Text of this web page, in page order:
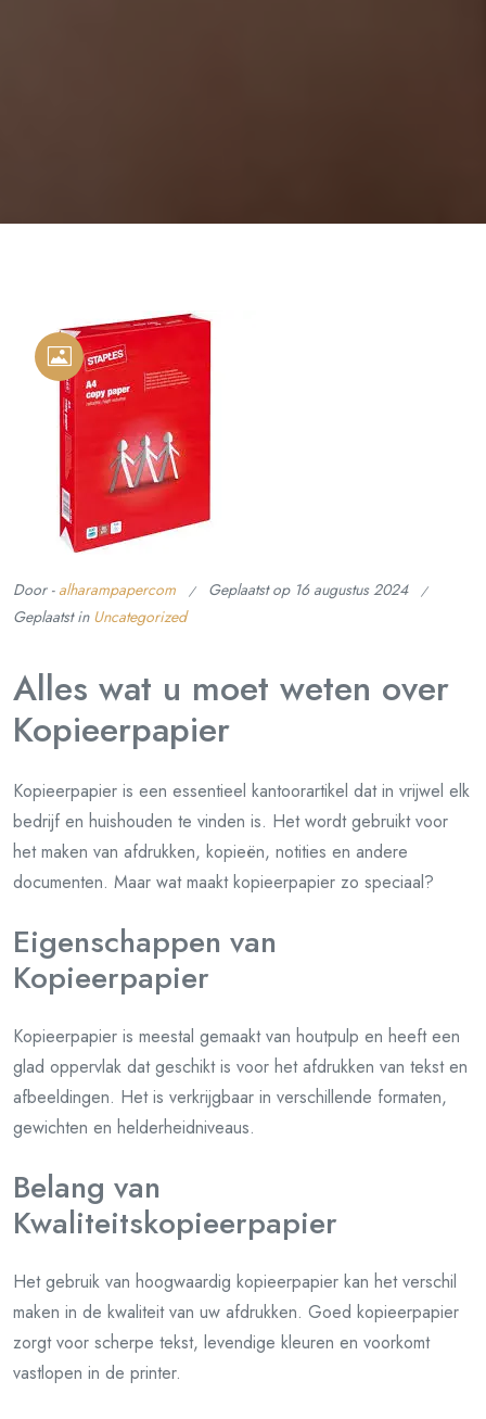
Door - alharampapercom Geplaatst op 16 augustus 2024
Geplaatst in Uncategorized
Alles wat u moet weten over
Kopieerpapier
Kopieerpapier is een essentieel kantoorartikel dat in vrijwel elk
bedrijf en huishouden te vinden is. Het wordt gebruikt voor
het maken van afdrukken, kopieën, notities en andere
documenten. Maar wat maakt kopieerpapier zo speciaal?
Eigenschappen van
Kopieerpapier
Kopieerpapier is meestal gemaakt van houtpulp en heeft een
glad oppervlak dat geschikt is voor het afdrukken van tekst en
afbeeldingen. Het is verkrijgbaar in verschillende formaten,
gewichten en helderheidniveaus.
Belang van
Kwaliteitskopieerpapier
Het gebruik van hoogwaardig kopieerpapier kan het verschil
maken in de kwaliteit van uw afdrukken. Goed kopieerpapier
zorgt voor scherpe tekst, levendige kleuren en voorkomt
vastlopen in de printer.